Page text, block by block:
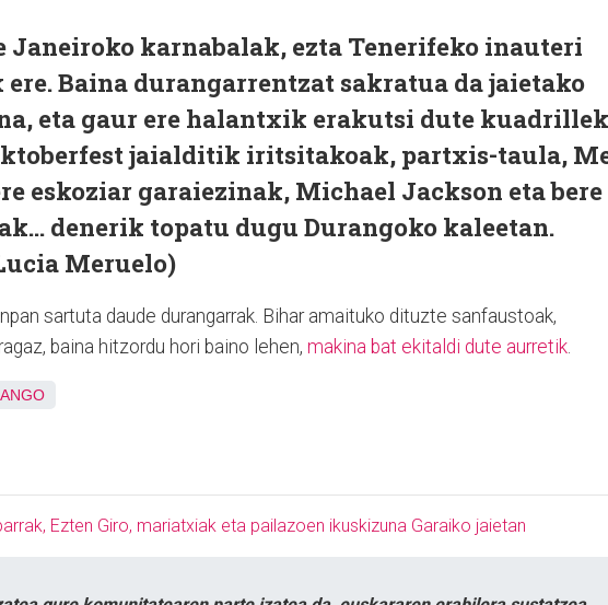
Janeiroko karnabalak, ezta Tenerifeko inauteri
Baina durangarrentzat sakratua da jaietako
eta gaur ere halantxik erakutsi dute
jaialditik iritsitakoak, partxis-taula,
eskoziar garaiezinak, Michael Jackson eta bere
denerik topatu dugu Durangoko kaleetan.
Meruelo)
sartuta daude durangarrak. Bihar amaituko dituzte sanfaustoak,
baina hitzordu hori baino lehen, makina bat ekitaldi dute aurretik
Ezten Giro, mariatxiak eta pailazoen ikuskizuna Garaiko jaietan